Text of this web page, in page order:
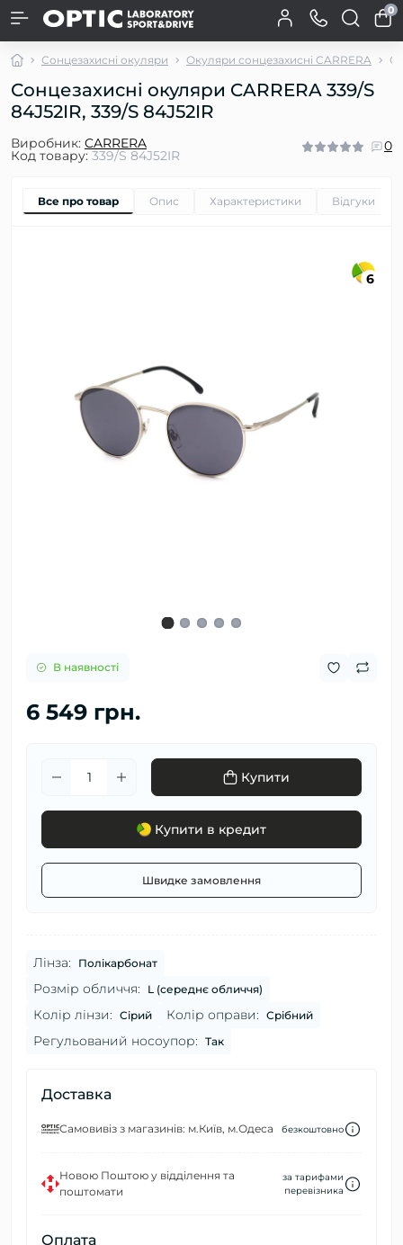
0
Сонцезахисні окуляри Окуляри сонцезахисні CARRERA
Сонцезахисні окуляри CARRERA 339/S
84J52IR, 339/S 84J52IR
Виробник: CARRERA
Код товару: 339/S 84J52IR
0
Все про товар Опис Характеристики Відгуки
6
В наявності
6 549 грн.
Купити
Купити в кредит
Швидке замовлення
Лінза: Полікарбонат
Розмір обличчя: L (середнє обличчя)
Колір лінзи: Сірий Колір оправи: Срібний
Регульований носоупор: Так
Доставка
Самовивіз з магазинів: м.Київ, м.Одеса безкоштовно
Новою Поштою у відділення та
поштомати
за тарифами
перевізника
Оплата